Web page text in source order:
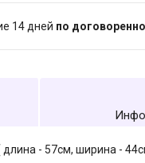
14 дней по
- 57см, ширина -